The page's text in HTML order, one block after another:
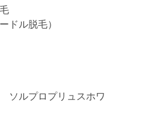
ドル脱毛）
ソルプロプリュスホワ